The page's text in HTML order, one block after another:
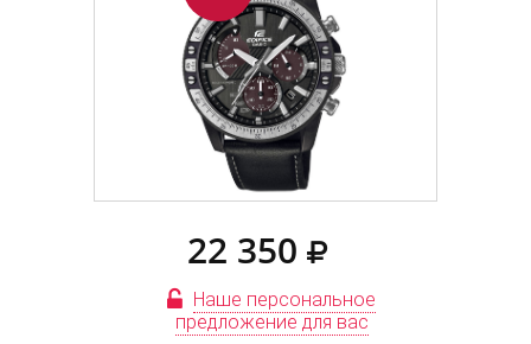
22 350
Наше персональное
предложение для вас